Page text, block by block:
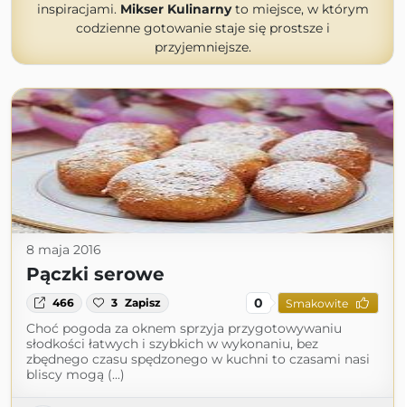
inspiracjami. Mikser Kulinarnyto miejsce, w którym
codzienne gotowanie staje się prostsze i
przyjemniejsze.
8 maja 2016
Pączki serowe
466 3 Zapisz 0 Smakowite
Choć pogoda za oknem sprzyja przygotowywaniu
słodkości łatwych i szybkich w wykonaniu, bez
zbędnego czasu spędzonego w kuchni to czasami nasi
bliscy mogą (...)